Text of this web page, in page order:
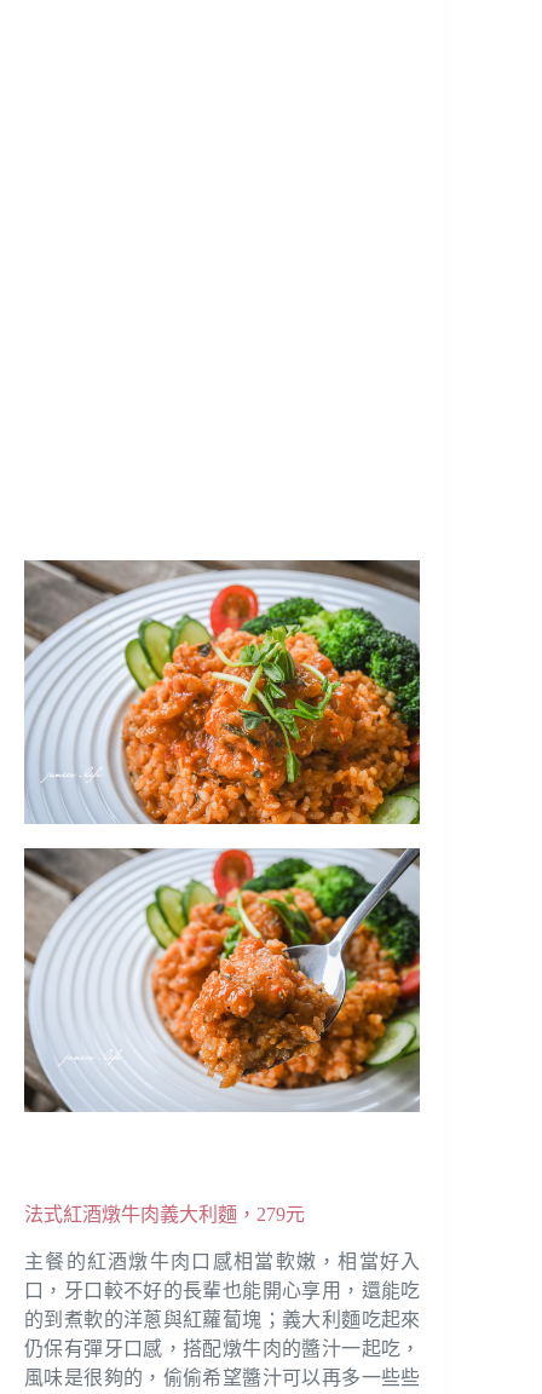
法式紅酒燉牛肉義大利麵，279元
主餐的紅酒燉牛肉口感相當軟嫩，相當好入
口，牙口較不好的長輩也能開心享用，還能吃
的到煮軟的洋蔥與紅蘿蔔塊；義大利麵吃起來
仍保有彈牙口感，搭配燉牛肉的醬汁一起吃，
風味是很夠的，偷偷希望醬汁可以再多一些些